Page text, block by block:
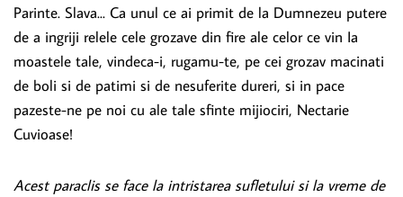
Parinte. Slava... Ca unul ce ai primit de la Dumnezeu putere
de a ingriji relele cele grozave din fire ale celor ce vin Ia
moastele tale, vindeca-i, rugamu-te, pe cei grozav macinati
de boli si de patimi si de nesuferite dureri, si in pace
pazeste-ne pe noi cu ale tale sfinte mijiociri, Nectarie
Cuvioase!
Acest paraclis se face la intristarea sufletului si la vreme de